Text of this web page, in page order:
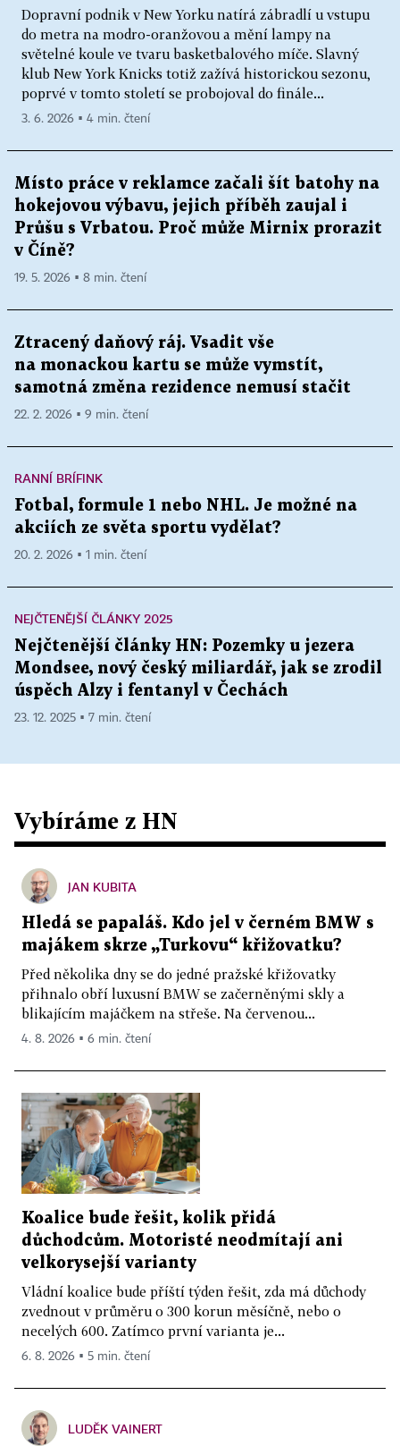
Dopravní podnik v New Yorku natírá zábradlí u vstupu
do metra na modro-oranžovou a mění lampy na
světelné koule ve tvaru basketbalového míče. Slavný
klub New York Knicks totiž zažívá historickou sezonu,
poprvé v tomto století se probojoval do finále...
3. 6. 2026 ▪ 4 min. čtení
Místo práce v reklamce začali šít batohy na
hokejovou výbavu, jejich příběh zaujal i
Průšu s Vrbatou. Proč může Mirnix prorazit
v Číně?
19. 5. 2026 ▪ 8 min. čtení
Ztracený daňový ráj. Vsadit vše
na monackou kartu se může vymstít,
samotná změna rezidence nemusí stačit
22. 2. 2026 ▪ 9 min. čtení
RANNÍ BRÍFINK
Fotbal, formule 1 nebo NHL. Je možné na
akciích ze světa sportu vydělat?
20. 2. 2026 ▪ 1 min. čtení
NEJČTENĚJŠÍ ČLÁNKY 2025
Nejčtenější články HN: Pozemky u jezera
Mondsee, nový český miliardář, jak se zrodil
úspěch Alzy i fentanyl v Čechách
23. 12. 2025 ▪ 7 min. čtení
Vybíráme z HN
JAN KUBITA
Hledá se papaláš. Kdo jel v černém BMW s
majákem skrze „Turkovu“ křižovatku?
Před několika dny se do jedné pražské křižovatky
přihnalo obří luxusní BMW se začerněnými skly a
blikajícím majáčkem na střeše. Na červenou...
4. 8. 2026 ▪ 6 min. čtení
Koalice bude řešit, kolik přidá
důchodcům. Motoristé neodmítají ani
velkorysejší varianty
Vládní koalice bude příští týden řešit, zda má důchody
zvednout v průměru o 300 korun měsíčně, nebo o
necelých 600. Zatímco první varianta je...
6. 8. 2026 ▪ 5 min. čtení
LUDĚK VAINERT